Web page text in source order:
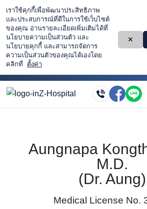
Skip
Aungnapa
M.D.
(Dr. Aung)
Medical License No.